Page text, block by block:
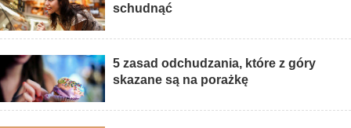
schudnąć
5 zasad odchudzania, które z góry
skazane są na porażkę